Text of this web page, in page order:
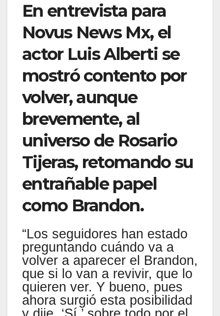
En entrevista para
Novus News Mx, el
actor Luis Alberti se
mostró contento por
volver, aunque
brevemente, al
universo de Rosario
Tijeras, retomando su
entrañable papel
como Brandon.
“Los seguidores han estado
preguntando cuándo va a
volver a aparecer el Brandon,
que si lo van a revivir, que lo
quieren ver. Y bueno, pues
ahora surgió esta posibilidad